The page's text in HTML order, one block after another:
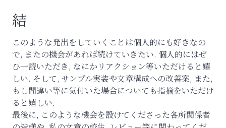
結
このような発出をしていくことは個人的にも好きなの
で, またの機会があれば続けていきたい. 個人的にはぜ
ひ一読いただき, なにかリアクション等いただけると嬉
しい. そして, サンプル実装や文章構成への改善案, また,
もし間違い等に気付いた場合についても指摘をいただけ
ると嬉しい.
最後に, このような機会を設けてくださった各所関係者